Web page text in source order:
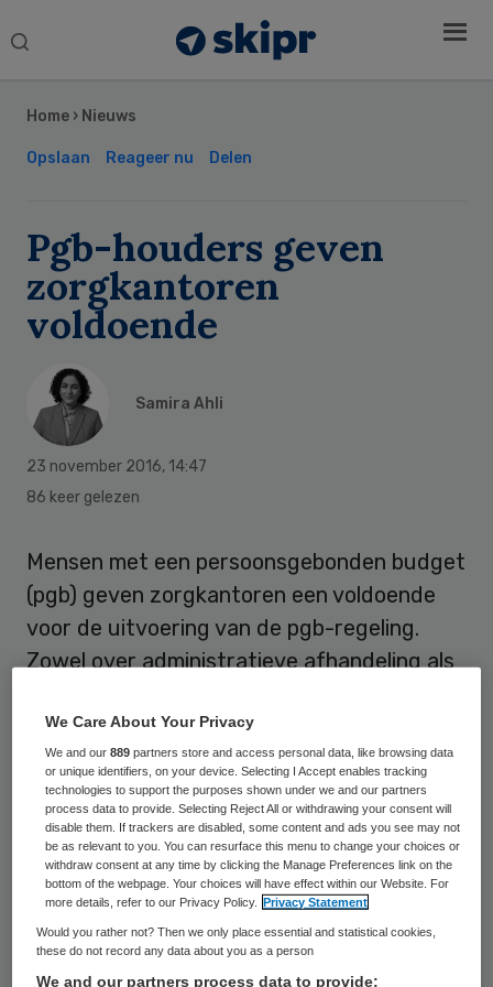
Search
Home › Nieuws
Opslaan Reageer nu Delen
Pgb-houders geven
zorgkantoren
voldoende
Samira Ahli
23 november 2016, 14:47
86 keer gelezen
Mensen met een persoonsgebonden budget
(pgb) geven zorgkantoren een voldoende
voor de uitvoering van de pgb-regeling.
Zowel over administratieve afhandeling als
de zorgkantoren zijn cliënten overwegend
positief.
Dat blijkt uit een onderzoek naar de
kwaliteit van de dienstverlening van
zorgkantoren, uitgevoerd in opdracht van
Zorgverzekeraars Nederland door
ResearchNed in samenwerking met ITS en
de Radboud Universiteit.
Sidebar
We Care About Your Privacy
We and our889 partners store and access personal data, like browsing data
or unique identifiers, on your device. Selecting I Accept enables tracking
technologies to support the purposes shown under we and our partners
process data to provide. Selecting Reject All or withdrawing your consent will
disable them. If trackers are disabled, some content and ads you see may not
be as relevant to you. You can resurface this menu to change your choices or
withdraw consent at any time by clicking the Manage Preferences link on the
bottom of the webpage. Your choices will have effect within our Website. For
more details, refer to our Privacy Policy.
Privacy Statement
Would you rather not? Then we only place essential and statistical cookies,
these do not record any data about you as a person
We and our partners process data to provide: